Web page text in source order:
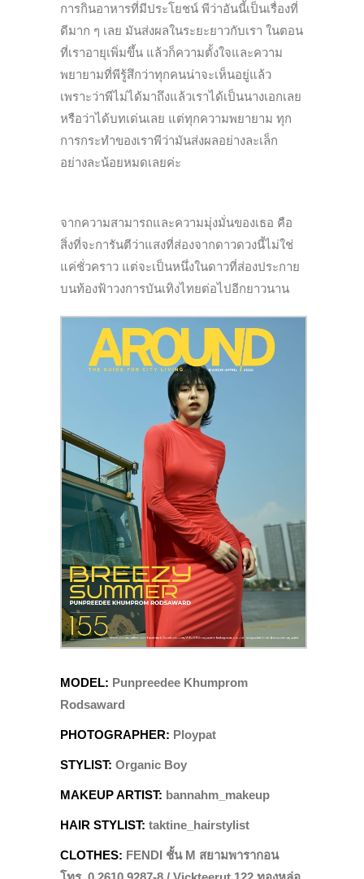
การกินอาหารที่มีประโยชน์ พีว่าอันนี้เป็นเรื่องที่
ดีมาก ๆ เลย มันส่งผลในระยะยาวกับเรา ในตอน
ที่เราอายุเพิ่มขึ้น แล้วก็ความตั้งใจและความ
พยายามที่พีรู้สึกว่าทุกคนน่าจะเห็นอยู่แล้ว
เพราะว่าพีไม่ได้มาถึงแล้วเราได้เป็นนางเอกเลย
หรือว่าได้บทเด่นเลย แต่ทุกความพยายาม ทุก
การกระทำของเราพีว่ามันส่งผลอย่างละเล็ก
อย่างละน้อยหมดเลยค่ะ
จากความสามารถและความมุ่งมั่นของเธอ คือ
สิ่งที่จะการันตีว่าแสงที่ส่องจากดาวดวงนี้ไม่ใช่
แค่ชั่วคราว แต่จะเป็นหนึ่งในดาวที่ส่องประกาย
บนท้องฟ้าวงการบันเทิงไทยต่อไปอีกยาวนาน
MODEL: Punpreedee Khumprom
Rodsaward
PHOTOGRAPHER: Ploypat
STYLIST: Organic Boy
MAKEUP ARTIST: bannahm_makeup
HAIR STYLIST: taktine_hairstylist
CLOTHES: FENDI ชั้น M สยามพารากอน